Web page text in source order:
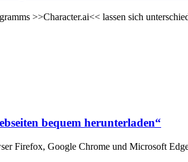
>>Character.ai<< lassen sich
bequem herunterladen“
Firefox, Google Chrome und Microsoft